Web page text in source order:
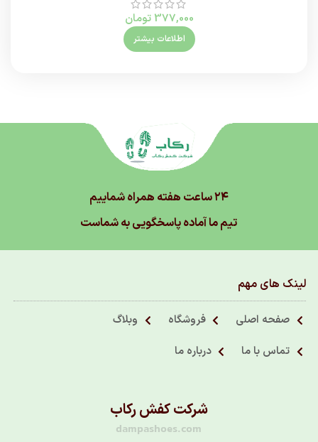
377,000 تومان
اطلاعات بیشتر
۲۴ ساعت هفته همراه شماییم
تیم ما آماده پاسخگویی به شماست
لینک های مهم
صفحه اصلی فروشگاه
وبلاگ
تماس با ما
درباره ما
شرکت کفش رکاب
dampashoes.com